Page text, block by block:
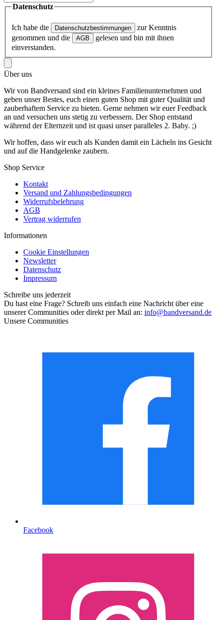
Datenschutz
Ich habe die Datenschutzbestimmungen
zur Kenntnis
genommen und die
AGB
gelesen und bin mit ihnen
einverstanden.
Über uns
Wir von Bandversand sind ein kleines Familienunternehmen und
geben unser Bestes, euch einen guten Shop mit guter Qualität und
zauberhaftem Service zu bieten. Gerne nehmen wir euer Feedback
an und versuchen uns stetig zu verbessern. Der Shop entstand
während der Elternzeit und ist quasi unser paralleles 2. Baby. ;)
Wir hoffen, dass wir euch als Kunden damit ein Lächeln ins Gesicht
und auf die Handgelenke zaubern.
Shop Service
Kontakt
Versand und Zahlungsbedingungen
Widerrufsbelehrung
AGB
Vertrag widerrufen
Informationen
Cookie Einstellungen
Newsletter
Datenschutz
Impressum
Schreibe uns jederzeit
Du hast eine Frage? Schreib uns einfach eine Nachricht über eine
unserer Communities oder direkt per Mail an: info@bandversand.de
Unsere Communities
Facebook